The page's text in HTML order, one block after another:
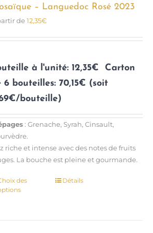
options
choisies
la
du
produit
– Languedoc Rosé 2023
de12,35€
à l'unité: 12,35€
Carton
6 bouteilles: 70,15€ (soit
bouteille)
: Grenache, Syrah, Cinsault,
riche et intense avec des notes de fruits
La bouche est pleine et gourmande.
des
CeDétails